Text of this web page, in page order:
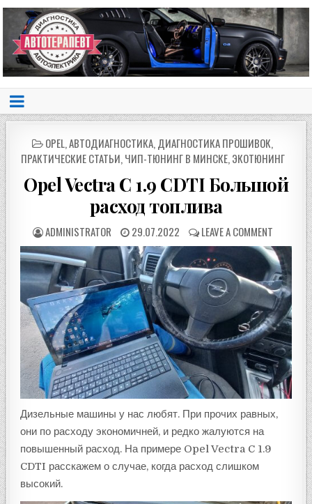
POSTED
IN
OPEL,АВТОДИАГНОСТИКА, ДИАГНОСТИКА ПРОШИВОК,
ПРАКТИЧЕСКИЕ СТАТЬИ, ЧИП-ТЮНИНГ В МИНСКЕ, ЭКОТЮНИНГ
Opel Vectra C 1.9 CDTI Большой
расход топлива
ADMINISTRATOR 29.07.2022 LEAVE A COMMENT
Дизельные машины у нас любят. При прочих равных,
они по расходу экономичней, и редко жалуются на
повышенный расход. На примере Opel Vectra C 1.9
CDTI расскажем о случае, когда расход слишком
высокий.